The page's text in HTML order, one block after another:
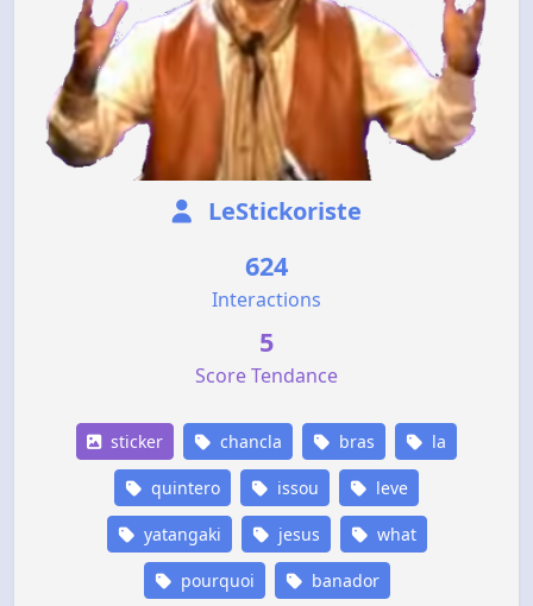
LeStickoriste
624
Interactions
5
Score Tendance
sticker chancla bras la
quintero issou leve
yatangaki jesus what
pourquoi banador